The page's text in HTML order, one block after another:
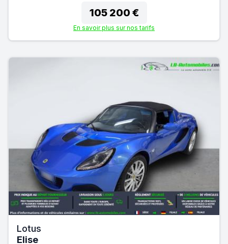
105 200 €
En savoir plus sur nos tarifs
Lotus
Elise